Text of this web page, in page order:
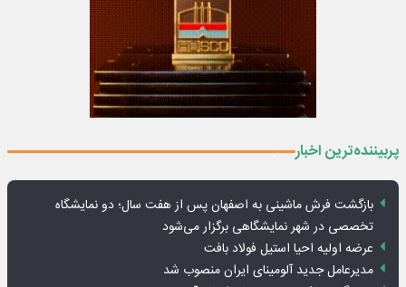
پربیننده‌ترین اخبار
بازگشت فرش ماشینی به اصفهان پس از هفت سال؛ دو نمایشگاه
تخصصی در شهر نمایشگاهی برگزار می‌شود
عرضه اولیه احیا استیل فولاد بافت
مدیرعامل جدید آلومینای ایران منصوب شد